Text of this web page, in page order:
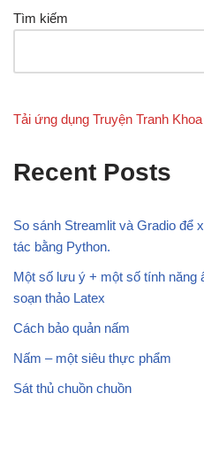
Tìm kiếm
Tải ứng dụng Truyện Tranh
Recent Posts
So sánh Streamlit và Gradio để
tác bằng Python.
Một số lưu ý + một số tính năng
soạn thảo Latex
Cách bảo quản nấm
Nấm – một siêu thực phẩm
Sát thủ chuồn chuồn